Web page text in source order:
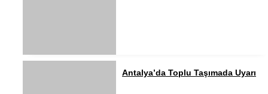
Antalya’da Toplu Taşımada Uyarı